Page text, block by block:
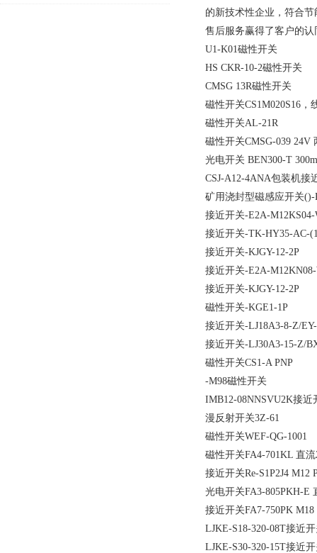
的新技术性企业，符合
售后服务赢得了客户的
U1-K01磁性开关
HS CKR-10-2磁性开关
CMSG 13R磁性开关
磁性开关CS1M020S16，
磁性开关AL-21R
磁性开关CMSG-039 24V
光电开关 BEN300-T 300m
CSJ-A12-4ANA包装机接
矿用浇封型磁感应开关()-
接近开关-E2A-M12KS04-
接近开关-TK-HY35-AC-
接近开关-KJGY-12-2P
接近开关-E2A-
接近开关-KJGY-12-2P
磁性开关-KGE1-1P
接近开关-LJ18A3-8-Z/
接近开关-LJ30A3-15-Z/
磁性开关CS1-A PNP
-M98磁性开关
IMB12-08NNSVU2K接近
漫反射开关3Z-61
磁性开关WEF-QG-1001
磁性开关FA4-701KL 直
接近开关Re-S1P2J4 M12
光电开关FA3-805PKH-E
接近开关FA7-750PK
LJKE-S18-320-08T接近
LJKE-S30-320-15T接近